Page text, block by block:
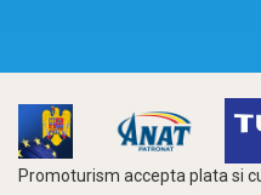
Promoturism accepta plata si